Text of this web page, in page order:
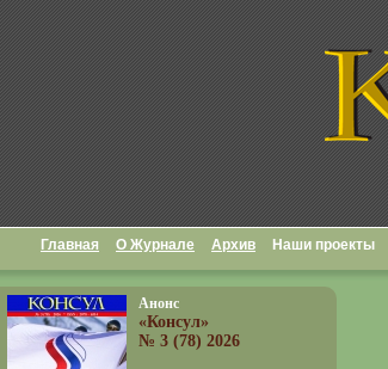
Главная О Журнале Архив Наши проекты
Анонс
«Консул»
№ 3 (78) 2026